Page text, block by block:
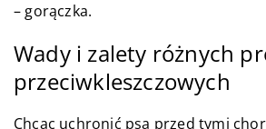
– gorączka.
Wady i zalety różnych
przeciwkleszczowych
Chcąc uchronić psa przed tymi